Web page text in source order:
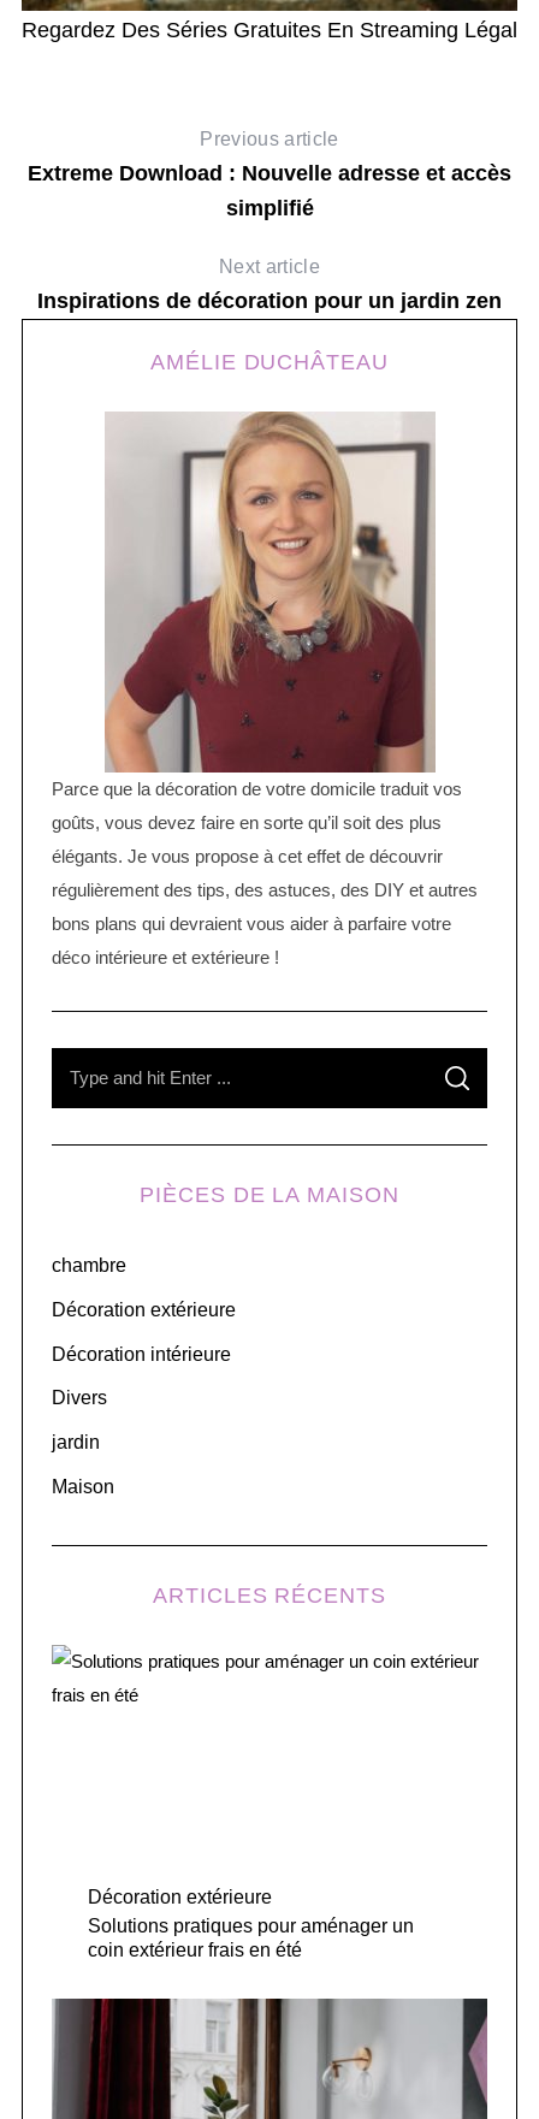
Regardez Des Séries Gratuites En Streaming Légal
Previous article
Extreme Download : Nouvelle adresse et accès
simplifié
Next article
Inspirations de décoration pour un jardin zen
AMÉLIE DUCHÂTEAU
Parce que la décoration de votre domicile traduit vos
goûts, vous devez faire en sorte qu’il soit des plus
élégants. Je vous propose à cet effet de découvrir
régulièrement des tips, des astuces, des DIY et autres
bons plans qui devraient vous aider à parfaire votre
déco intérieure et extérieure !
f
o
:
S
A
C
PIÈCES DE LA MAISON
chambre
Décoration extérieure
Décoration intérieure
Divers
jardin
Maison
ARTICLES RÉCENTS
Décoration extérieure
Solutions pratiques pour aménager un
coin extérieur frais en été